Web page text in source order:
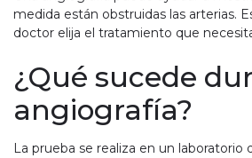
medida están obstruidas las arterias.
doctor elija el tratamiento que
¿Qué sucede
angiografía?
La prueba se realiza en un laboratorio